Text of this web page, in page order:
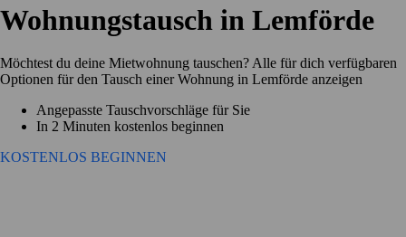
Wohnungstausch in Lemförde
Möchtest du deine Mietwohnung tauschen? Alle für dich verfügbaren
Optionen für den Tausch einer Wohnung in Lemförde anzeigen
Angepasste Tauschvorschläge für Sie
In 2 Minuten kostenlos beginnen
KOSTENLOS BEGINNEN